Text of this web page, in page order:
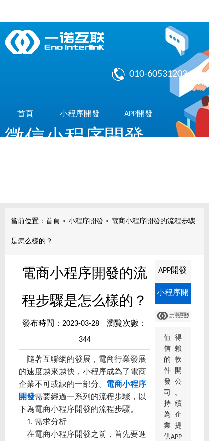
010-60531203
首頁 小程序開發 APP開發
微信小程序開發
當前位置： 首頁 > 小程序開發 > 電商小程序開發的流程步驟
是怎么樣的？
電商小程序開發的流
程步驟是怎么樣的？
發布時間：2023-03-28 瀏覽次數：
344
隨著互聯網的發展，電商行業發展
的速度越來越快，小程序成為了電商
企業不可或缺的一部分。 電商小程序
開發需要經過一系列的流程步驟，以
下為電商小程序開發的流程步驟。
1. 需求分析
在電商小程序開發之前，首先要進
APP開發
小程序開
發
值得
信賴
的軟
件開
發公
司。
持續
為企
業提
供APP